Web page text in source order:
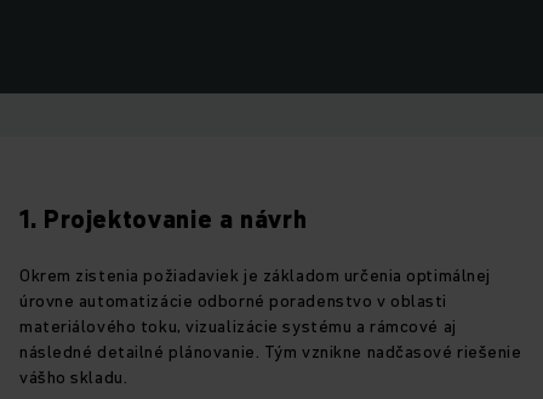
1. Projektovanie a návrh
Okrem zistenia požiadaviek je základom určenia optimálnej
úrovne automatizácie odborné poradenstvo v oblasti
materiálového toku, vizualizácie systému a rámcové aj
následné detailné plánovanie. Tým vznikne nadčasové riešenie
vášho skladu.